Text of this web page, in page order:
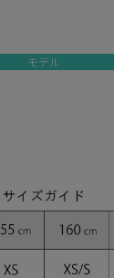
モデル